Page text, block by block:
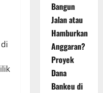
Bangun
Jalan atau
Hamburkan
Anggaran?
Proyek
Dana
Bankeu di